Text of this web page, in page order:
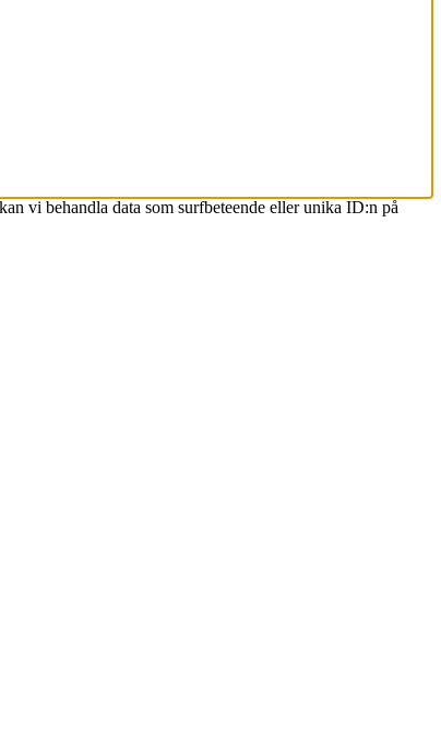
vi behandla data som surfbeteende eller unika ID:n på